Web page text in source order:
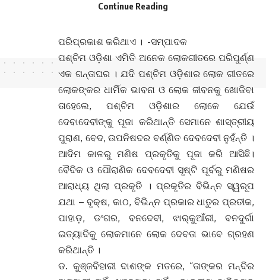
ରହିଥିବା ସମ୍ପର୍କକୁ ଏହିପରି ଅନେକ ଉଦାହରଣ
ପରିପ୍ରକାଶ କରିଥାଏ । -ସମ୍ପାଦକ
ପଶ୍ଚିମ ଓଡ଼ିଶା ଏମିତି ଅନେକ ଲୋକଗୀତରେ ପରିପୁର୍ଣ୍ଣ
ଏକ ଗନ୍ତାଘର । ଯଦି ପଶ୍ଚିମ ଓଡ଼ିଶାର ଲୋକ ଗୀତରେ
ଲୋକଙ୍କର ଧାର୍ମିକ ଭାବନା ଓ ଲୋକ ଜୀବନକୁ ଖୋଜିବା
ତାହେଲେ, ପଶ୍ଚିମ ଓଡ଼ିଶାର ଲୋକେ ଯେଉଁ
ଦେବାଦେବୀଙ୍କୁ ପୂଜା କରିଥାନ୍ତି ସେମାନେ ଶାସ୍ତ୍ରୀୟ
ପୁରାଣ, ବେଦ, ଉପନିଷଦର ବର୍ଣ୍ଣିତ ଦେବଦେବୀ ନୁହଁନ୍ତି ।
ଆଦିମ କାଳରୁ ମଣିଷ ପ୍ରକୃତିକୁ ପୂଜା କରି ଆସିଛି।
ବୈଦିକ ଓ ପୌରାଣିକ ଦେବଦେବୀ ସୃଷ୍ଟି ପୂର୍ବରୁ ମଣିଷର
ଆରାଧ୍ୟ ଥିଲା ପ୍ରକୃତି । ପ୍ରକୃତିର ବିଭିନ୍ନ ସ୍ୱରୂପ
ଯଥା – ବୃକ୍ଷ, କାଠ, ବିଭିନ୍ନ ପ୍ରକାର ଧାତୁର ପ୍ରତୀକ,
ପାହାଡ଼, ଡଂଗର, ବନଦେବୀ, ଝାର୍‌କୁଆଁରୀ, ବନଦୁର୍ଗା
ଇତ୍ୟାଦିକୁ ଲୋକମାନେ ଲୋକ ଦେବତା ଭାବେ ଗ୍ରହଣ
କରିଥାନ୍ତି ।
ଡ. କୁଞ୍ଜବିହାରୀ ଦାଶଙ୍କ ମତରେ, “ତାଙ୍କର ମନ୍ଦିର
Continue Reading